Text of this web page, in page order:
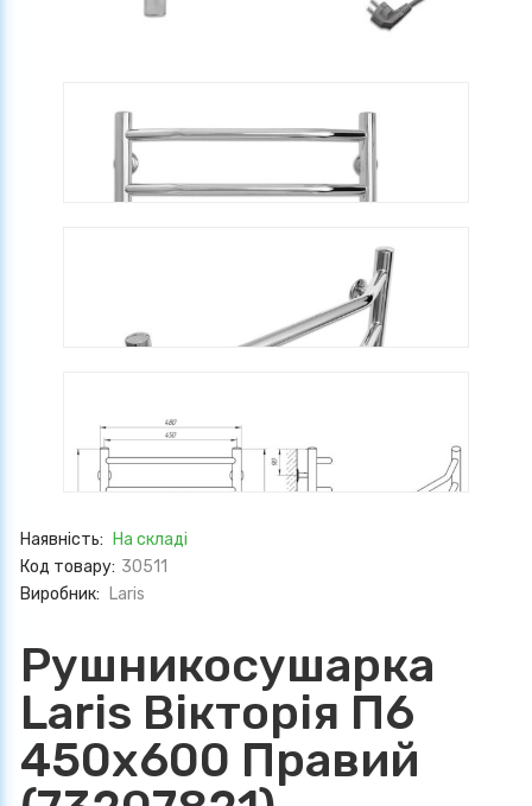
Наявність:
На складі
Код товару: 30511
Виробник:
Laris
Рушникосушарка
Laris Вікторія П6
450х600 Правий